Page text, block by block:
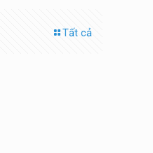
Tất cả